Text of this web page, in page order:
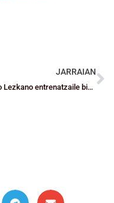
JARRAIAN
Natxo Lezkano entrenatzaile bizkaitarrak ACBra igo du Breogán taldea